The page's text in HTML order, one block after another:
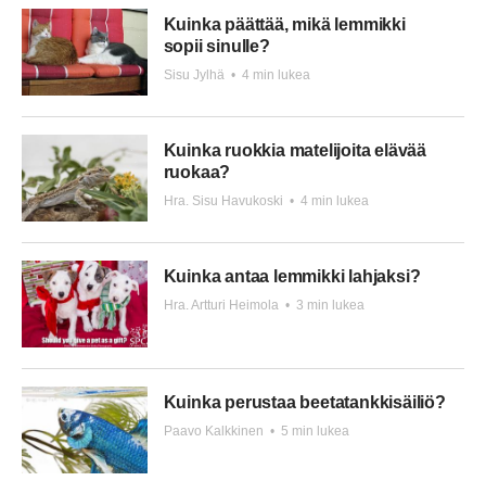
Kuinka päättää, mikä lemmikki
sopii sinulle?
Sisu Jylhä • 4 min lukea
Kuinka ruokkia matelijoita elävää
ruokaa?
Hra. Sisu Havukoski • 4 min lukea
Kuinka antaa lemmikki lahjaksi?
Hra. Artturi Heimola • 3 min lukea
Kuinka perustaa beetatankkisäiliö?
Paavo Kalkkinen • 5 min lukea